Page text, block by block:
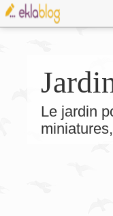
Le jardin